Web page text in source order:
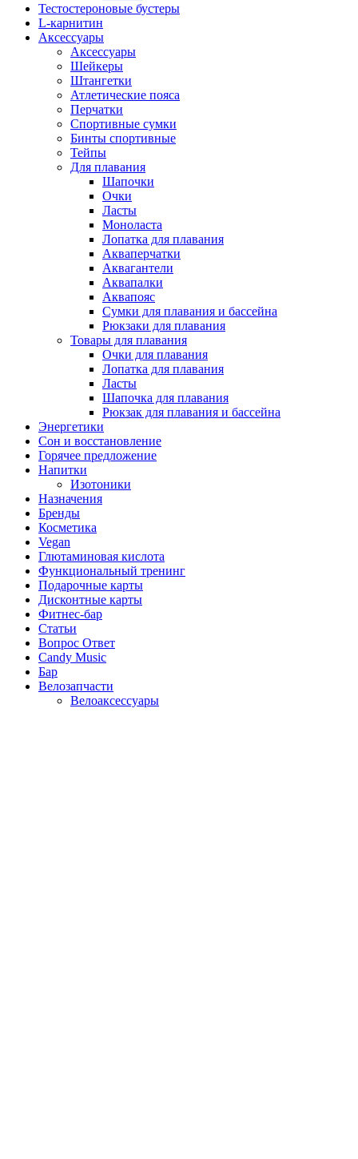
Тестостероновые бустеры
L-карнитин
Аксессуары
Аксессуары
Шейкеры
Штангетки
Атлетические пояса
Перчатки
Спортивные сумки
Бинты спортивные
Тейпы
Для плавания
Шапочки
Очки
Ласты
Моноласта
Лопатка для плавания
Акваперчатки
Аквагантели
Аквапалки
Аквапояс
Сумки для плавания и бассейна
Рюкзаки для плавания
Товары для плавания
Очки для плавания
Лопатка для плавания
Ласты
Шапочка для плавания
Рюкзак для плавания и бассейна
Энергетики
Сон и восстановление
Горячее предложение
Напитки
Изотоники
Назначения
Бренды
Косметика
Vegan
Глютаминовая кислота
Функциональный тренинг
Подарочные карты
Дисконтные карты
Фитнес-бар
Статьи
Вопрос Ответ
Candy Music
Бар
Велозапчасти
Велоаксессуары